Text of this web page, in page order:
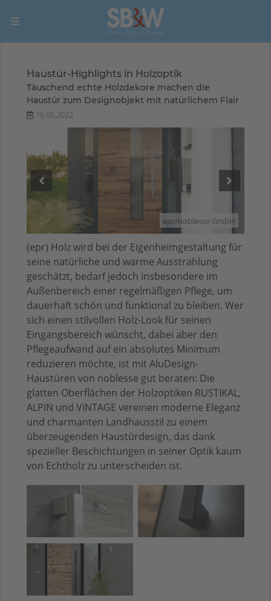
Haustür-Highlights in Holzoptik
Täuschend echte Holzdekore machen die
Haustür zum Designobjekt mit natürlichem Flair
16.05.2022
epr/noblesse GmbH
(epr) Holz wird bei der Eigenheimgestaltung für
seine natürliche und warme Ausstrahlung
geschätzt, bedarf jedoch insbesondere im
Außenbereich einer regelmäßigen Pflege, um
dauerhaft schön und funktional zu bleiben. Wer
sich einen stilvollen Holz-Look für seinen
Eingangsbereich wünscht, dabei aber den
Pflegeaufwand auf ein absolutes Minimum
reduzieren möchte, ist mit AluDesign-
Haustüren von noblesse gut beraten: Die
glatten Oberflächen der Holzoptiken RUSTIKAL,
ALPIN und VINTAGE vereinen moderne Eleganz
und charmanten Landhausstil zu einem
überzeugenden Haustürdesign, das dank
spezieller Beschichtungen in seiner Optik kaum
von Echtholz zu unterscheiden ist.